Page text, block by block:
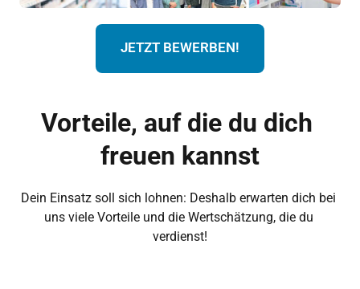
JETZT BEWERBEN!
Vorteile, auf die du dich
freuen kannst
Dein Einsatz soll sich lohnen: Deshalb erwarten dich bei
uns viele Vorteile und die Wertschätzung, die du
verdienst!